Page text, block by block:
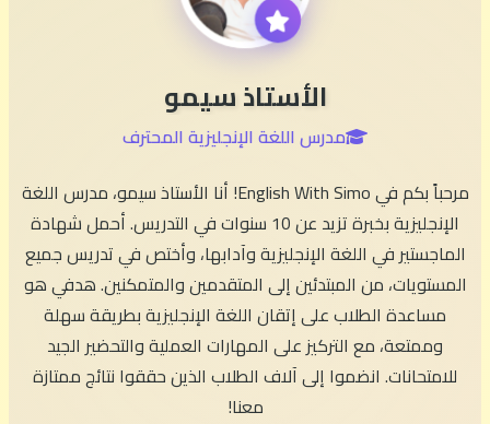
الأستاذ سيمو
مدرس اللغة الإنجليزية المحترف
مرحباً بكم في English With Simo! أنا الأستاذ سيمو، مدرس اللغة
الإنجليزية بخبرة تزيد عن 10 سنوات في التدريس. أحمل شهادة
الماجستير في اللغة الإنجليزية وآدابها، وأختص في تدريس جميع
المستويات، من المبتدئين إلى المتقدمين والمتمكنين. هدفي هو
مساعدة الطلاب على إتقان اللغة الإنجليزية بطريقة سهلة
وممتعة، مع التركيز على المهارات العملية والتحضير الجيد
للامتحانات. انضموا إلى آلاف الطلاب الذين حققوا نتائج ممتازة
معنا!